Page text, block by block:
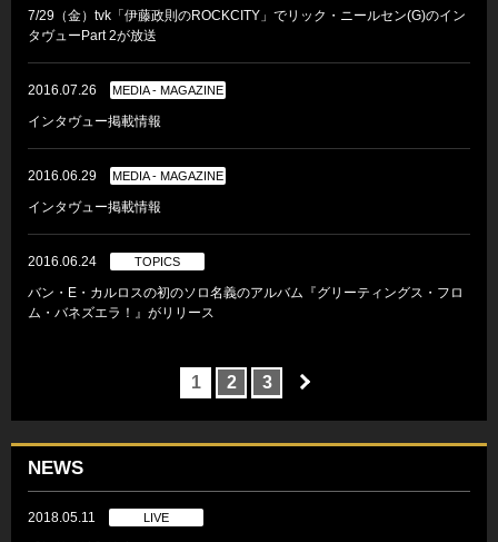
7/29（金）tvk「伊藤政則のROCKCITY」でリック・ニールセン(G)のイン
タヴューPart 2が放送
2016.07.26 MEDIA - MAGAZINE
インタヴュー掲載情報
2016.06.29 MEDIA - MAGAZINE
インタヴュー掲載情報
2016.06.24 TOPICS
バン・E・カルロスの初のソロ名義のアルバム『グリーティングス・フロ
ム・バネズエラ！』がリリース
1 2 3
NEWS
2018.05.11 LIVE